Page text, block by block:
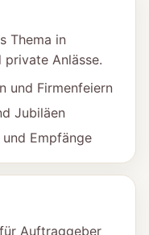
Thema in
Anlässe.
und Firmenfeiern
Jubiläen
Empfänge
Auftraggeber